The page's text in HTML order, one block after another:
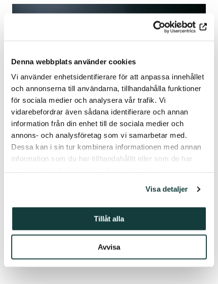
Denna webbplats använder cookies
Vi använder enhetsidentifierare för att anpassa innehållet
och annonserna till användarna, tillhandahålla funktioner
för sociala medier och analysera vår trafik. Vi
vidarebefordrar även sådana identifierare och annan
information från din enhet till de sociala medier och
annons- och analysföretag som vi samarbetar med.
Dessa kan i sin tur kombinera informationen med annan
information som du har tillhandahållit eller som de har
Visa detaljer
Tillåt alla
Avvisa
Akademiprofessor Tapio Salmi.